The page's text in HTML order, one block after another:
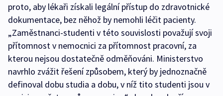
proto, aby lékaři získali legální přístup do zdravotnické
dokumentace, bez něhož by nemohli léčit pacienty.
„Zaměstnanci-studenti v této souvislosti považují svoji
přítomnost v nemocnici za přítomnost pracovní, za
kterou nejsou dostatečně odměňováni. Ministerstvo
navrhlo zvážit řešení způsobem, který by jednoznačně
definoval dobu studia a dobu, v níž tito studenti jsou v